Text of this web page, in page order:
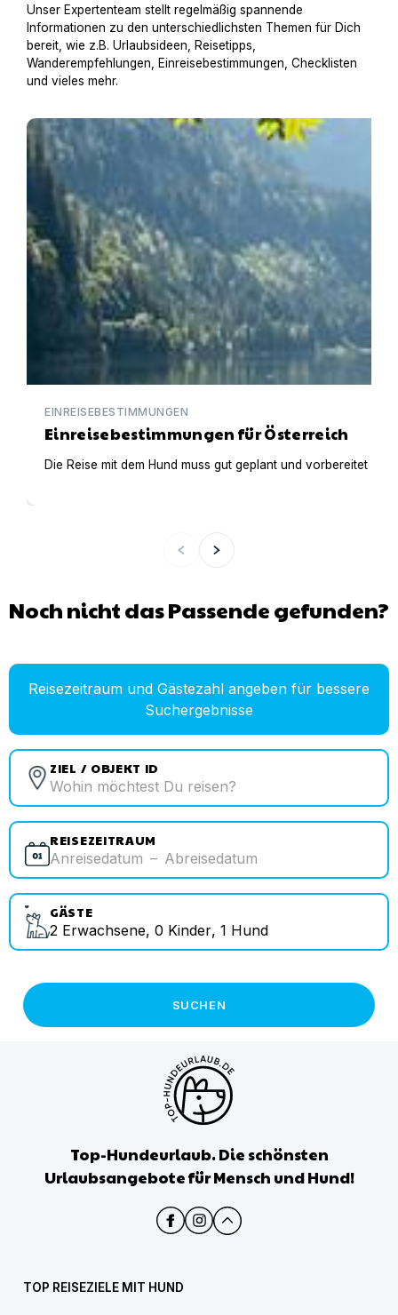
Unser Expertenteam stellt regelmäßig spannende
Informationen zu den unterschiedlichsten Themen für Dich
bereit, wie z.B. Urlaubsideen, Reisetipps,
Wanderempfehlungen, Einreisebestimmungen, Checklisten
und vieles mehr.
Einreisebestimmungen für Österreich
EINREISEBESTIMMUNGEN
Einreisebestimmungen für Österreich
Die Reise mit dem Hund muss gut geplant und vorbereitet
Noch nicht das Passende gefunden?
Reisezeitraum und Gästezahl angeben für bessere
Suchergebnisse
ZIEL / OBJEKT ID
REISEZEITRAUM
Anreisedatum – Abreisedatum
GÄSTE
2 Erwachsene, 0 Kinder, 1 Hund
SUCHEN
Top-Hundeurlaub. Die schönsten
Urlaubsangebote für Mensch und Hund!
TOP REISEZIELE MIT HUND